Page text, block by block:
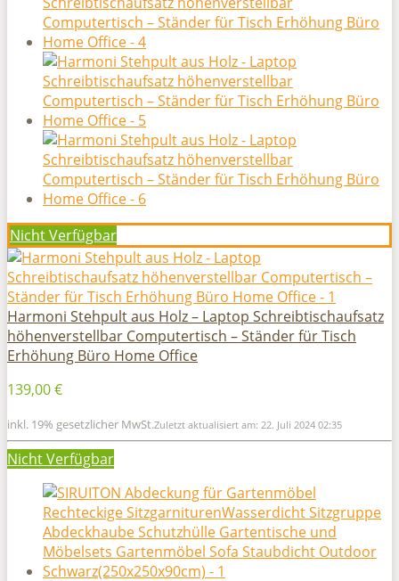
Nicht Verfügbar
Harmoni Stehpult aus Holz – Laptop Schreibtischaufsatz
höhenverstellbar Computertisch – Ständer für Tisch
Erhöhung Büro Home Office
139,00 €
inkl. 19% gesetzlicher MwSt.Zuletzt aktualisiert am: 22. Juli 2024 02:35
Nicht Verfügbar